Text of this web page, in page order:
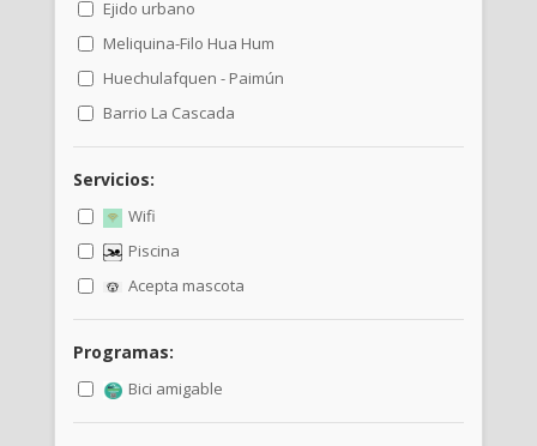
Ejido urbano
Meliquina-Filo Hua Hum
Huechulafquen - Paimún
Barrio La Cascada
Servicios:
Wifi
Piscina
Acepta mascota
Programas:
Bici amigable